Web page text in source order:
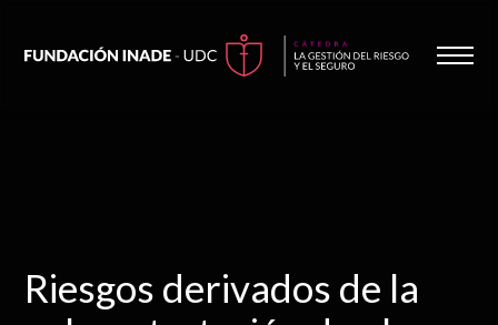
Riesgos derivados de la